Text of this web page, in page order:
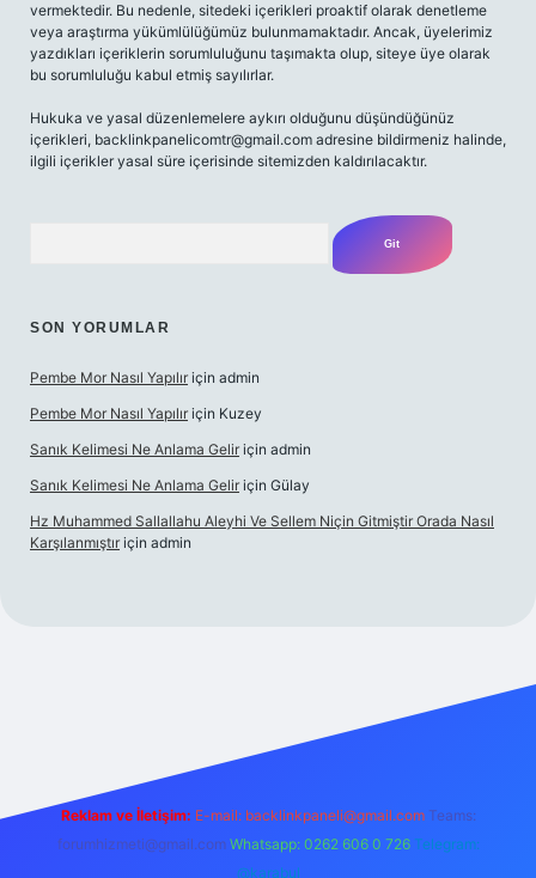
vermektedir. Bu nedenle, sitedeki içerikleri proaktif olarak denetleme
veya araştırma yükümlülüğümüz bulunmamaktadır. Ancak, üyelerimiz
yazdıkları içeriklerin sorumluluğunu taşımakta olup, siteye üye olarak
bu sorumluluğu kabul etmiş sayılırlar.
Hukuka ve yasal düzenlemelere aykırı olduğunu düşündüğünüz
içerikleri, backlinkpanelicomtr@gmail.com adresine bildirmeniz halinde,
ilgili içerikler yasal süre içerisinde sitemizden kaldırılacaktır.
SON YORUMLAR
Pembe Mor Nasıl Yapılır için admin
Pembe Mor Nasıl Yapılır için Kuzey
Sanık Kelimesi Ne Anlama Gelir için admin
Sanık Kelimesi Ne Anlama Gelir için Gülay
Hz Muhammed Sallallahu Aleyhi Ve Sellem Niçin Gitmiştir Orada Nasıl
Karşılanmıştır için admin
Reklam ve İletişim: E-mail: backlinkpaneli@gmail.com Teams:
forumhizmeti@gmail.com Whatsapp: 0262 606 0 726 Telegram:
@karabul